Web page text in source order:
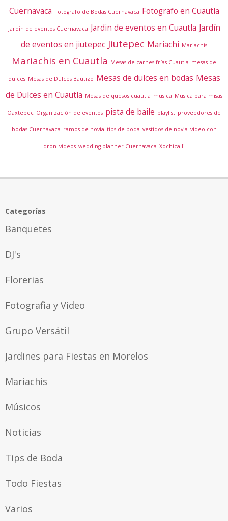
Cuernavaca Fotografo de Bodas Cuernavaca Fotografo en Cuautla
Jardin de eventos Cuernavaca Jardin de eventos en Cuautla Jardín
de eventos en jiutepec Jiutepec Mariachi Mariachis
Mariachis en Cuautla Mesas de carnes frías Cuautla mesas de
dulces Mesas de Dulces Bautizo Mesas de dulces en bodas Mesas
de Dulces en Cuautla Mesas de quesos cuautla musica Musica para misas
Oaxtepec Organización de eventos pista de baile playlist proveedores de
bodas Cuernavaca ramos de novia tips de boda vestidos de novia video con
dron videos wedding planner Cuernavaca Xochicalli
Categorías
Banquetes
DJ's
Florerias
Fotografia y Video
Grupo Versátil
Jardines para Fiestas en Morelos
Mariachis
Músicos
Noticias
Tips de Boda
Todo Fiestas
Varios